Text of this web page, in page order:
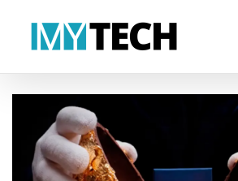
Larger
Image